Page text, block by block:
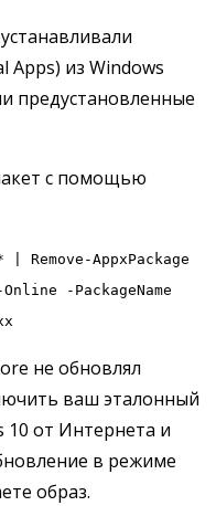
Apps) из Windows
предустановленные
с помощью
| Remove-AppxPackage
-PackageName
не обновлял
ваш эталонный
от Интернета и
в режиме
образ.